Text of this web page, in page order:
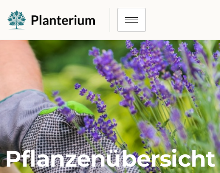
Pflanzenübersicht